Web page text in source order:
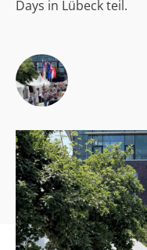
Days in Lübeck teil.